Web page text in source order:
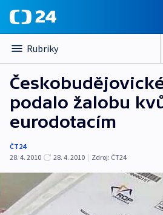
Rubriky
podalo žalobu
eurodotacím
ČT24
28. 4. 2010
28. 4. 2010 | Zdroj: ČT24